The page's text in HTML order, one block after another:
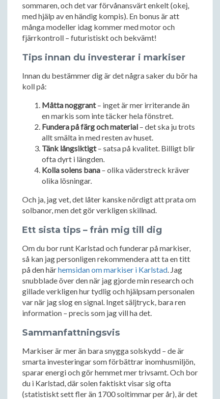
sommaren, och det var förvånansvärt enkelt (okej,
med hjälp av en händig kompis). En bonus är att
många modeller idag kommer med motor och
fjärrkontroll – futuristiskt och bekvämt!
Tips innan du investerar i markiser
Innan du bestämmer dig är det några saker du bör ha
koll på:
Måtta noggrant– inget är mer irriterande än
en markis som inte täcker hela fönstret.
Fundera på färg och material – det ska ju trots
allt smälta in med resten av huset.
Tänk långsiktigt– satsa på kvalitet. Billigt blir
ofta dyrt i längden.
Kolla solens bana – olika väderstreck kräver
olika lösningar.
Och ja, jag vet, det låter kanske nördigt att prata om
solbanor, men det gör verkligen skillnad.
Ett sista tips – från mig till dig
Om du bor runt Karlstad och funderar på markiser,
så kan jag personligen rekommendera att ta en titt
på den härhemsidan om markiser i Karlstad. Jag
snubblade över den när jag gjorde min research och
gillade verkligen hur tydlig och hjälpsam personalen
var när jag slog en signal. Inget säljtryck, bara ren
information – precis som jag vill ha det.
Sammanfattningsvis
Markiser är mer än bara snygga solskydd – de är
smarta investeringar som förbättrar inomhusmiljön,
sparar energi och gör hemmet mer trivsamt. Och bor
du i Karlstad, där solen faktiskt visar sig ofta
(statistiskt sett fler än 1700 soltimmar per år), är det